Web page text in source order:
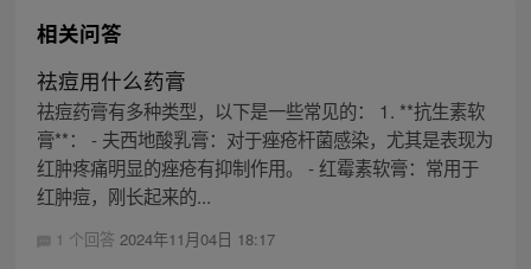
相关问答
祛痘用什么药膏
祛痘药膏有多种类型，以下是一些常见的： 1. **抗生素软
膏**： - 夫西地酸乳膏：对于痤疮杆菌感染，尤其是表现为
红肿疼痛明显的痤疮有抑制作用。 - 红霉素软膏：常用于
红肿痘，刚长起来的...
1 个回答 2024年11月04日 18:17